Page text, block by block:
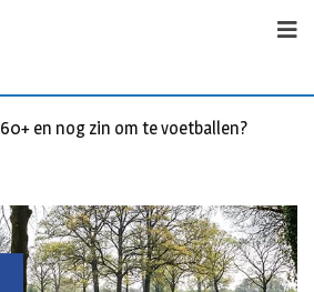
Buxusplanten in brand in Biezenmortel,